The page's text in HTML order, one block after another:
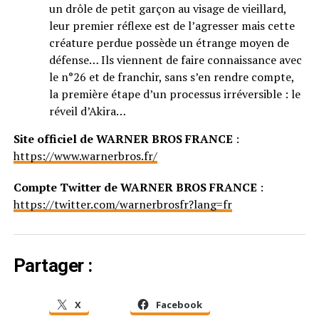
un drôle de petit garçon au visage de vieillard,
leur premier réflexe est de l’agresser mais cette
créature perdue possède un étrange moyen de
défense… Ils viennent de faire connaissance avec
le n°26 et de franchir, sans s’en rendre compte,
la première étape d’un processus irréversible : le
réveil d’Akira…
Site officiel de WARNER BROS FRANCE :
https://www.warnerbros.fr/
Compte Twitter de WARNER BROS FRANCE :
https://twitter.com/warnerbrosfr?lang=fr
Partager :
X Facebook